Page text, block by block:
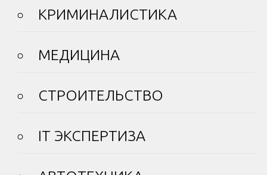
КРИМИНАЛИСТИКА
МЕДИЦИНА
СТРОИТЕЛЬСТВО
IT ЭКСПЕРТИЗА